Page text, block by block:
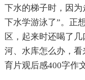
下水的梯子时，因
下水学游泳了”。正
区，起来时还喝了
河、水库怎么办，
育片观后感400字作